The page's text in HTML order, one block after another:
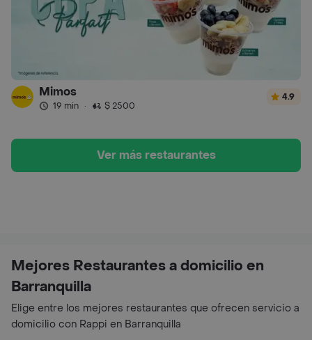
Mimos
19 min · $ 2500
4.9
Ver más restaurantes
Mejores Restaurantes a domicilio en
Barranquilla
Elige entre los mejores restaurantes que ofrecen servicio a
domicilio con Rappi en Barranquilla